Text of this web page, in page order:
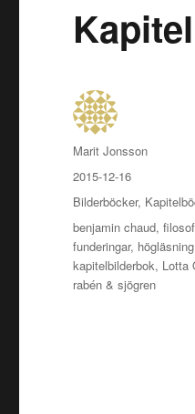
Författare
Marit Jonsson
Publicerat
den
2015-12-16
Kategorier
Bilderböcker,
Etiketter
benjamin chaud,
funderingar, högläsning
kapitelbilderbok, Lotta
rabén & sjögren